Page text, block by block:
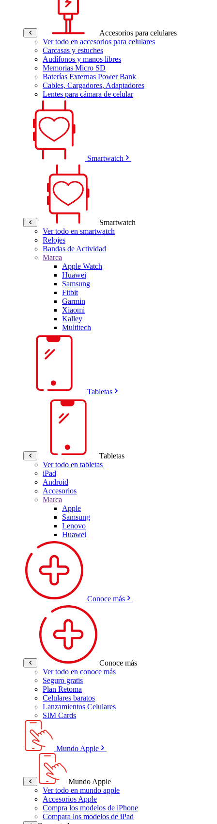
Accesorios para celulares
Ver todo en accesorios para celulares
Carcasas y estuches
Audífonos y manos libres
Memorias Micro SD
Baterías Externas Power Bank
Cables, Cargadores, Adaptadores
Lentes para cámara de celular
Smartwatch
Smartwatch
Ver todo en smartwatch
Relojes
Bandas de Actividad
Marca
Apple Watch
Huawei
Samsung
Fitbit
Garmin
Xiaomi
Kalley
Multitech
Tabletas
Tabletas
Ver todo en tabletas
iPad
Android
Accesorios
Marca
Apple
Samsung
Lenovo
Huawei
Conoce más
Conoce más
Ver todo en conoce más
Seguro gratis
Plan Retoma
Celulares baratos
Lanzamientos Celulares
SIM Cards
Mundo Apple
Mundo Apple
Ver todo en mundo apple
Accesorios Apple
Compra los modelos de iPhone
Compara los modelos de iPad